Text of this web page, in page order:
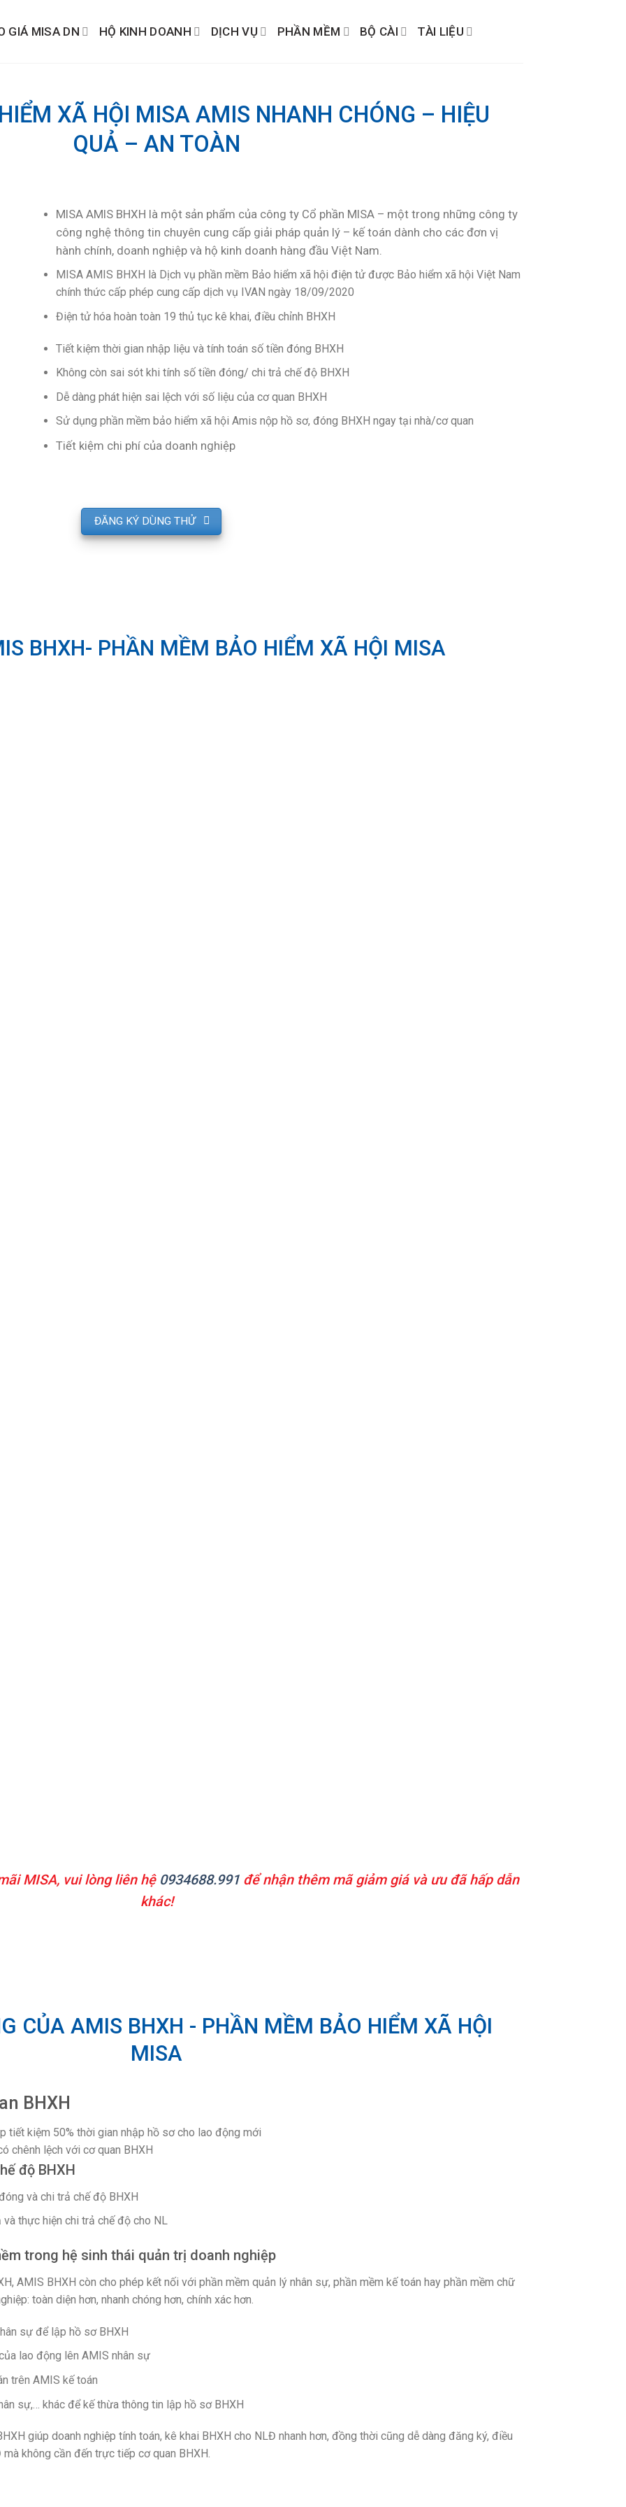
GIÁ MISA DN HỘ KINH DOANH DỊCH VỤ PHẦN MỀM BỘ CÀI TÀI LIỆU
XÃ HỘI MISA AMIS NHANH CHÓNG – HIỆU
QUẢ – AN TOÀN
MISA AMIS BHXH là một sản phẩm của công ty Cổ phần MISA – một trong những công ty
công nghệ thông tin chuyên cung cấp giải pháp quản lý – kế toán dành cho các đơn vị
hành chính, doanh nghiệp và hộ kinh doanh hàng đầu Việt Nam.
MISA AMIS BHXH là Dịch vụ phần mềm Bảo hiểm xã hội điện tử được Bảo hiểm xã hội Việt Nam
chính thức cấp phép cung cấp dịch vụ IVAN ngày 18/09/2020
Điện tử hóa hoàn toàn 19 thủ tục kê khai, điều chỉnh BHXH
Tiết kiệm thời gian nhập liệu và tính toán số tiền đóng BHXH
Không còn sai sót khi tính số tiền đóng/ chi trả chế độ BHXH
Dễ dàng phát hiện sai lệch với số liệu của cơ quan BHXH
Sử dụng phần mềm bảo hiểm xã hội Amis nộp hồ sơ, đóng BHXH ngay tại nhà/cơ quan
Tiết kiệm chi phí của doanh nghiệp
ĐĂNG KÝ DÙNG THỬ
BHXH- PHẦN MỀM BẢO HIỂM XÃ HỘI MISA
MISA, vui lòng liên hệ 0934688.991 để nhận thêm mã giảm giá và ưu đã hấp dẫn
khác!
CỦA AMIS BHXH - PHẦN MỀM BẢO HIỂM XÃ HỘI
MISA
BHXH
tiết kiệm 50% thời gian nhập hồ sơ cho lao động mới
chênh lệch với cơ quan BHXH
độ BHXH
và chi trả chế độ BHXH
thực hiện chi trả chế độ cho NL
trong hệ sinh thái quản trị doanh nghiệp
AMIS BHXH còn cho phép kết nối với phần mềm quản lý nhân sự, phần mềm kế toán hay phần mềm chữ
toàn diện hơn, nhanh chóng hơn, chính xác hơn.
sự để lập hồ sơ BHXH
lao động lên AMIS nhân sự
trên AMIS kế toán
sự,… khác để kế thừa thông tin lập hồ sơ BHXH
giúp doanh nghiệp tính toán, kê khai BHXH cho NLĐ nhanh hơn, đồng thời cũng dễ dàng đăng ký, điều
không cần đến trực tiếp cơ quan BHXH.